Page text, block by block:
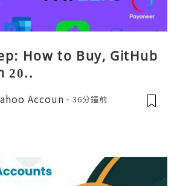
How to Buy, GitHub
20..
Accoun 36分鐘前